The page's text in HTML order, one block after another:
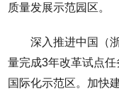
质量发展示范园区。
深入推进中国（
量完成3年改革试点
国际化示范区。加快